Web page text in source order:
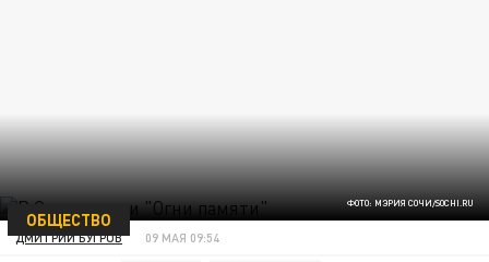
ФОТО: МЭРИЯ СОЧИ/SOCHI.RU
ОБЩЕСТВО
ДМИТРИЙ БУГРОВ 09 МАЯ 09:54